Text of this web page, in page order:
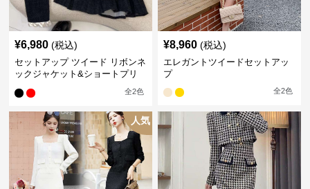
¥6,980 (税込)
セットアップ ツイード リボンネ
ックジャケット&ショートプリ
全2色
¥8,960 (税込)
エレガントツイードセットアッ
プ
全2色
人気